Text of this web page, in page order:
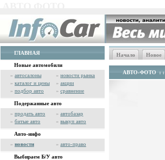
ГЛАВНАЯ
Новые автомобили
» автосалоны » новости рынка
» каталог и цены » акции
» подбор авто » сравнение
Подержанные авто
» продать авто » автобазар
» битые авто » выкуп авто
Авто-инфо
» новости » авто-право
Выбираем Б/У авто
Начало Новое
АВТО-ФОТО : :